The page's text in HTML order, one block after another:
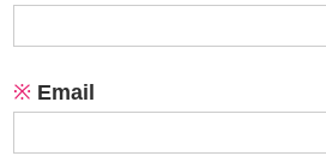
※ Email